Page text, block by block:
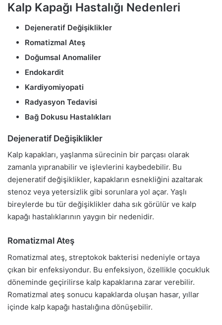
Kalp Kapağı Hastalığı Nedenleri
Dejeneratif Değişiklikler
Romatizmal Ateş
Doğumsal Anomaliler
Endokardit
Kardiyomiyopati
Radyasyon Tedavisi
Bağ Dokusu Hastalıkları
Dejeneratif Değişiklikler
Kalp kapakları, yaşlanma sürecinin bir parçası olarak
zamanla yıpranabilir ve işlevlerini kaybedebilir. Bu
dejeneratif değişiklikler, kapakların esnekliğini azaltarak
stenoz veya yetersizlik gibi sorunlara yol açar. Yaşlı
bireylerde bu tür değişiklikler daha sık görülür ve kalp
kapağı hastalıklarının yaygın bir nedenidir.
Romatizmal Ateş
Romatizmal ateş, streptokok bakterisi nedeniyle ortaya
çıkan bir enfeksiyondur. Bu enfeksiyon, özellikle çocukluk
döneminde geçirilirse kalp kapaklarına zarar verebilir.
Romatizmal ateş sonucu kapaklarda oluşan hasar, yıllar
içinde kalp kapağı hastalığına dönüşebilir.